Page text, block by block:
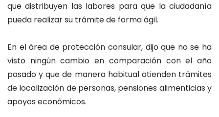
que distribuyen las labores para que la ciudadanía
pueda realizar su trámite de forma ágil.
En el área de protección consular, dijo que no se ha
visto ningún cambio en comparación con el año
pasado y que de manera habitual atienden trámites
de localización de personas, pensiones alimenticias y
apoyos económicos.